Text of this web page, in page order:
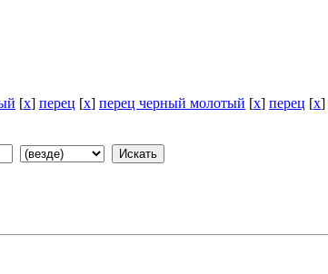
[x] перец [x] перец черный молотый [x] перец [x]